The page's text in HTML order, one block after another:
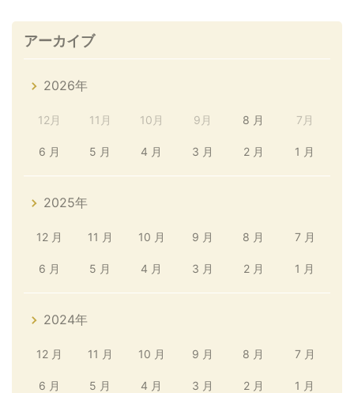
アーカイブ
2026年
12月 11月 10月 9月 8 月 7月
6 月 5 月 4 月 3 月 2 月 1 月
2025年
12 月 11 月 10 月 9 月 8 月 7 月
6 月 5 月 4 月 3 月 2 月 1 月
2024年
12 月 11 月 10 月 9 月 8 月 7 月
6 月 5 月 4 月 3 月 2 月 1 月